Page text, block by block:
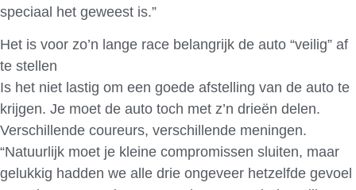
speciaal het geweest is.”
Het is voor zo’n lange race belangrijk de auto “veilig” af
te stellen
Is het niet lastig om een goede afstelling van de auto te
krijgen. Je moet de auto toch met z’n drieën delen.
Verschillende coureurs, verschillende meningen.
“Natuurlijk moet je kleine compromissen sluiten, maar
gelukkig hadden we alle drie ongeveer hetzelfde gevoel